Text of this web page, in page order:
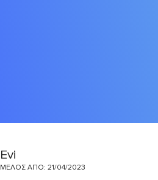
Evi
ΜΈΛΟΣ ΑΠΌ: 21/04/2023